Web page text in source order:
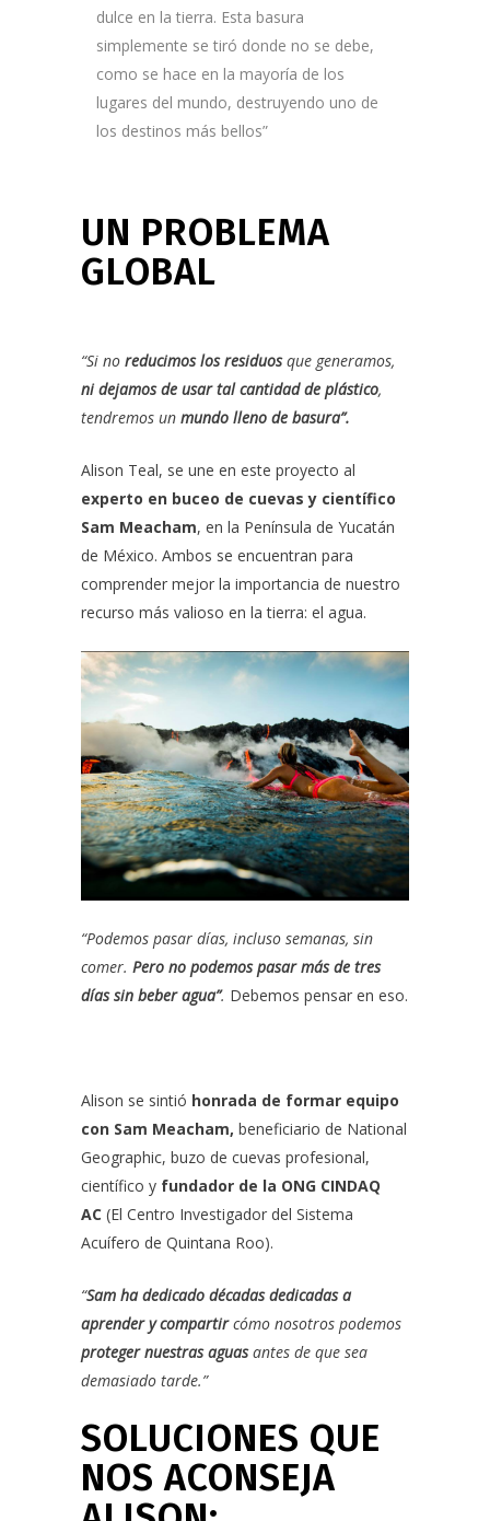
dulce en la tierra. Esta basura
simplemente se tiró donde no se debe,
como se hace en la mayoría de los
lugares del mundo, destruyendo uno de
los destinos más bellos”
UN PROBLEMA
GLOBAL
“Si no reducimos los residuosque generamos,
ni dejamos de usar tal cantidad de plástico,
tendremos un mundo lleno de basura”.
Alison Teal, se une en este proyecto al
experto en buceo de cuevas y científico
Sam Meacham, en la Península de Yucatán
de México. Ambos se encuentran para
comprender mejor la importancia de nuestro
recurso más valioso en la tierra: el agua.
“Podemos pasar días, incluso semanas, sin
comer. Pero no podemos pasar más de tres
días sin beber agua”. Debemos pensar en eso.
Alison se sintió honrada de formar equipo
con Sam Meacham, beneficiario de National
Geographic, buzo de cuevas profesional,
científico y fundador de la ONG CINDAQ
AC (El Centro Investigador del Sistema
Acuífero de Quintana Roo).
“Sam ha dedicado décadas dedicadas a
aprender y compartircómo nosotros podemos
proteger nuestras aguasantes de que sea
demasiado tarde.”
SOLUCIONES QUE
NOS ACONSEJA